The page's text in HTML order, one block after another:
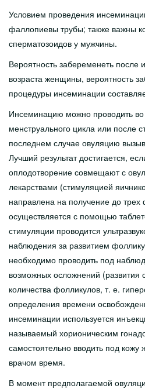
Условием проведения
фаллопиевы трубы; также важны
сперматозоидов у мужчины.
Вероятность забеременеть после
возраста женщины, вероятность
процедуры инсеминации
Инсеминацию можно проводить во
менструального цикла или после
последнем случае овуляцию
Лучший результат достигается,
оплодотворение совмещают с
лекарствами (стимуляцией
направлена на получение до
осуществляется с помощью
стимуляции проводится
наблюдения за развитием
необходимо проводить под
возможных осложнений (развития
количества фолликулов, т. е.
определения времени
инсеминации используется
называемый хорионическим
самостоятельно вводить под кожу
врачом время.
В момент предполагаемой